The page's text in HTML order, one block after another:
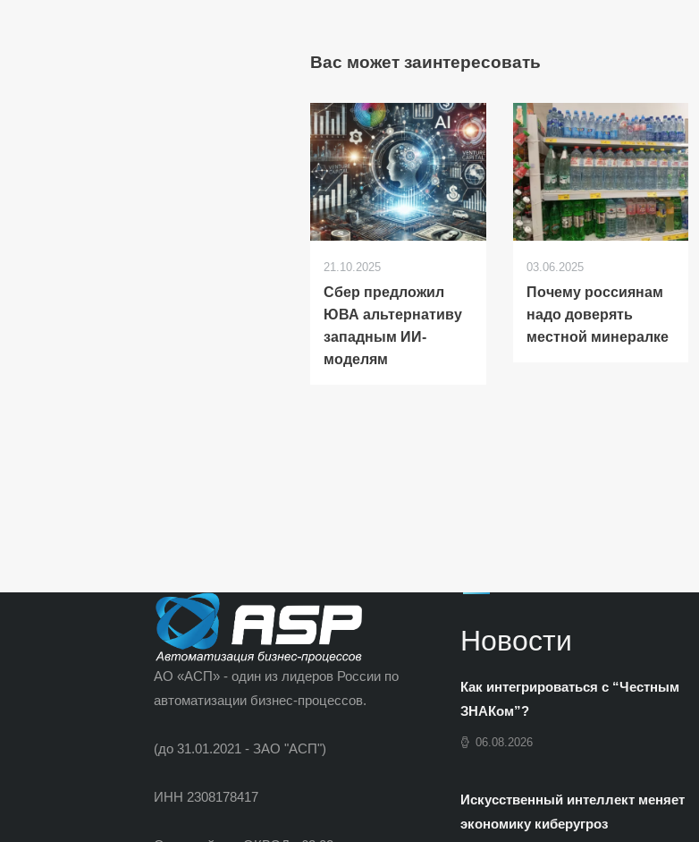
Вас может заинтересовать
21.10.2025
Сбер предложил
ЮВА альтернативу
западным ИИ-
моделям
03.06.2025
Почему россиянам
надо доверять
местной минералке
АО «АСП» - один из лидеров России по
автоматизации бизнес-процессов.
(до 31.01.2021 - ЗАО "АСП")
ИНН 2308178417
Новости
Как интегрироваться с “Честным
ЗНАКом”?
06.08.2026
Искусственный интеллект меняет
экономику киберугроз